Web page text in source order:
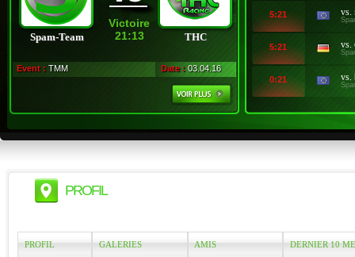
Spam-Team
Victoire
21:13
THC
Event : TMM Date : 03.04.16
5:21 vs.
5:21 vs.
0:21 vs.
PROFIL
PROFIL GALERIES AMIS DERNIER 10